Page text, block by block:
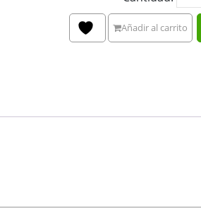
Añadir al carrito